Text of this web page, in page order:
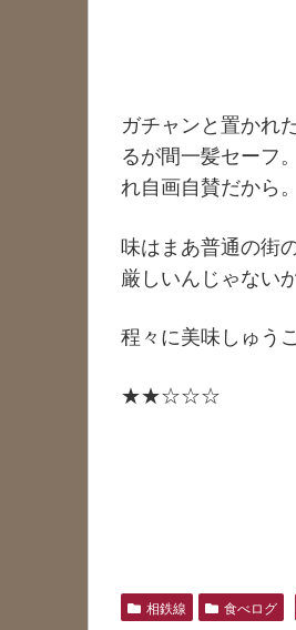
ガチャンと置かれ
るが間一髪セーフ
れ自画自賛だから。
味はまあ普通の街
厳しいんじゃない
程々に美味しゅう
★★☆☆☆
相鉄線 食べログ